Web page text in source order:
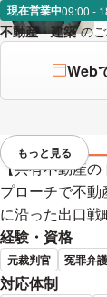
現在営業中09:00 -
不動産・建築 の
Web
【共有不動産
プローチで不
に沿った出口戦
経験・資格
元裁判官 冤罪弁
対応体制
視覚的に省
もっと見る